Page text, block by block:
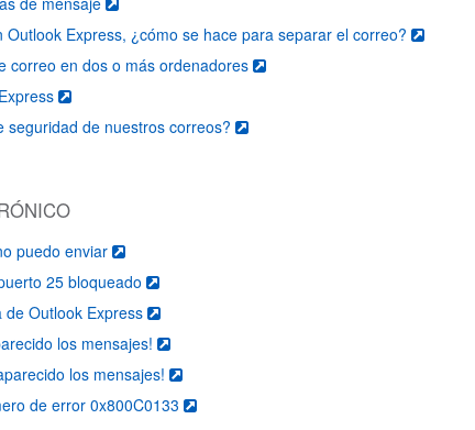
Express, ¿cómo se hace para separar el correo?
correo en dos o más ordenadores
seguridad de nuestros correos?
puedo enviar
25 bloqueado
Outlook Express
los mensajes!
los mensajes!
de error 0x800C0133